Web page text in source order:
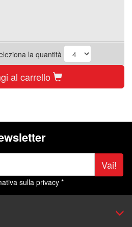
la quantità
al carrello
Vai!
sulla privacy *